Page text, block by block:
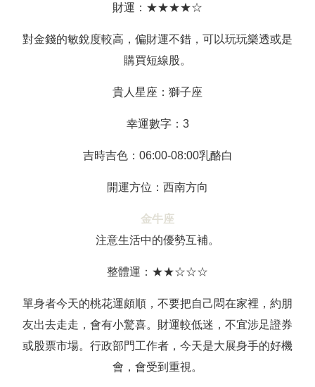
財運：★★★★☆
對金錢的敏銳度較高，偏財運不錯，可以玩玩樂透或是
購買短線股。
貴人星座：獅子座
幸運數字：3
吉時吉色：06:00-08:00乳酪白
開運方位：西南方向
金牛座
注意生活中的優勢互補。
整體運：★★☆☆☆
單身者今天的桃花運頗順，不要把自己悶在家裡，約朋
友出去走走，會有小驚喜。財運較低迷，不宜涉足證券
或股票市場。行政部門工作者，今天是大展身手的好機
會，會受到重視。